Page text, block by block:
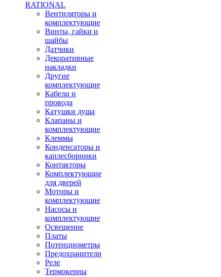
RATIONAL
Вентиляторы и
комплектующие
Винты, гайки и
шайбы
Датчики
Декоративные
накладки
Другие
комплектующие
Кабели и
провода
Катушки душа
Клапаны и
комплектующие
Клеммы
Конденсаторы и
каплесборники
Контакторы
Комплектующие
для дверей
Моторы и
комплектующие
Насосы и
комплектующие
Освещение
Платы
Потенциометры
Предохранители
Реле
Термокерны